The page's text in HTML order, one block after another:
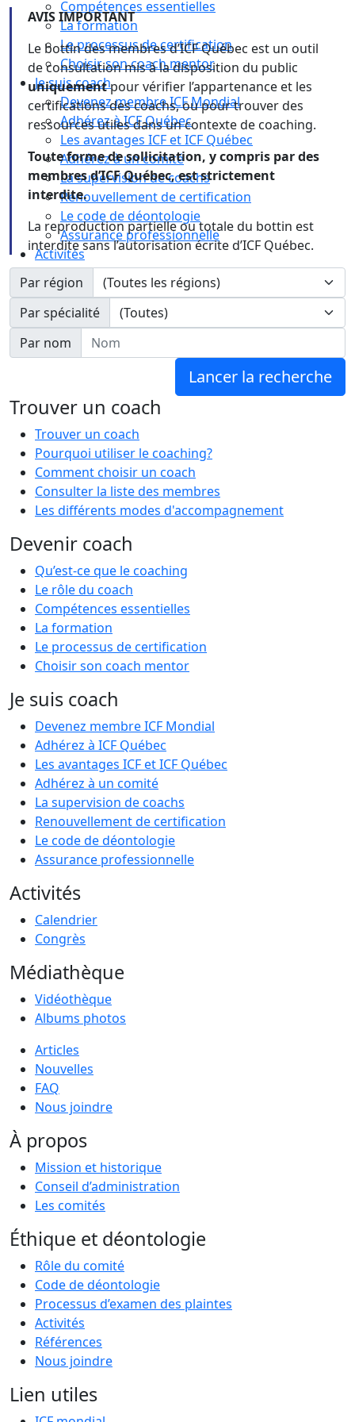
Compétences essentielles
La formation
Le processus de certification
Choisir son coach mentor
Je suis coach
Devenez membre ICF Mondial
Adhérez à ICF Québec
Les avantages ICF et ICF Québec
Adhérez à un comité
La supervision de coachs
Renouvellement de certification
Le code de déontologie
Assurance professionnelle
Activités
Calendrier
Congrès
AVIS IMPORTANT
Le bottin des membres d’ICF Québec est un outil
de consultation mis à la disposition du public
uniquementpour vérifier l’appartenance et les
certifications des coachs, ou pour trouver des
ressources utiles dans un contexte de coaching.
Toute forme de sollicitation, y compris par des
membres d’ICF Québec, est strictement
interdite.
La reproduction partielle ou totale du bottin est
interdite sans l’autorisation écrite d’ICF Québec.
Par région
Par spécialité
Nom
Par nom
Trouver un coach
Trouver un coach
Pourquoi utiliser le coaching?
Comment choisir un coach
Consulter la liste des membres
Les différents modes d'accompagnement
Devenir coach
Qu’est-ce que le coaching
Le rôle du coach
Compétences essentielles
La formation
Le processus de certification
Choisir son coach mentor
Je suis coach
Devenez membre ICF Mondial
Adhérez à ICF Québec
Les avantages ICF et ICF Québec
Adhérez à un comité
La supervision de coachs
Renouvellement de certification
Le code de déontologie
Assurance professionnelle
Activités
Calendrier
Congrès
Médiathèque
Vidéothèque
Albums photos
Articles
Nouvelles
FAQ
Nous joindre
À propos
Mission et historique
Conseil d’administration
Les comités
Éthique et déontologie
Rôle du comité
Code de déontologie
Processus d’examen des plaintes
Activités
Références
Nous joindre
Lien utiles